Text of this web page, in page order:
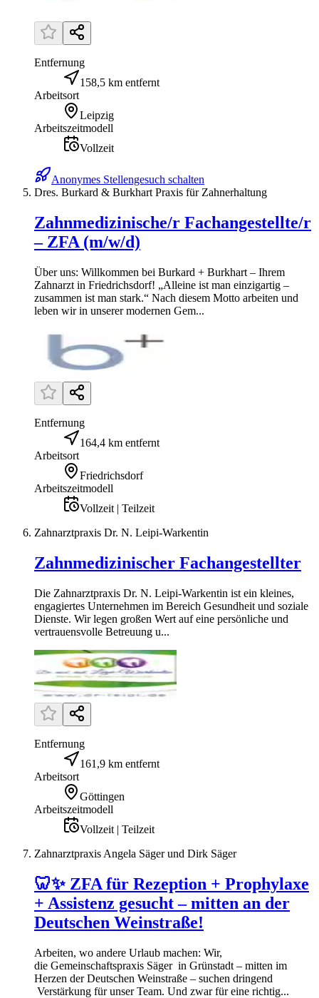
Entfernung
158,5 km entfernt
Arbeitsort
Leipzig
Arbeitszeitmodell
Vollzeit
Anonymes Stellengesuch schalten
Dres. Burkard & Burkhart Praxis für Zahnerhaltung
Zahnmedizinische/r Fachangestellte/r
– ZFA (m/w/d)
Über uns: Willkommen bei Burkard + Burkhart – Ihrem
Zahnarzt in Friedrichsdorf! „Alleine ist man einzigartig –
zusammen ist man stark.“ Nach diesem Motto arbeiten und
leben wir in unserer modernen Gem...
Entfernung
164,4 km entfernt
Arbeitsort
Friedrichsdorf
Arbeitszeitmodell
Vollzeit | Teilzeit
Zahnarztpraxis Dr. N. Leipi-Warkentin
Zahnmedizinischer Fachangestellter
Die Zahnarztpraxis Dr. N. Leipi-Warkentin ist ein kleines,
engagiertes Unternehmen im Bereich Gesundheit und soziale
Dienste. Wir legen großen Wert auf eine persönliche und
vertrauensvolle Betreuung u...
Entfernung
161,9 km entfernt
Arbeitsort
Göttingen
Arbeitszeitmodell
Vollzeit | Teilzeit
Zahnarztpraxis Angela Säger und Dirk Säger
🦷✨ ZFA für Rezeption + Prophylaxe
+ Assistenz gesucht – mitten an der
Deutschen Weinstraße!
Arbeiten, wo andere Urlaub machen: Wir,
die Gemeinschaftspraxis Säger in Grünstadt – mitten im
Herzen der Deutschen Weinstraße – suchen dringend
Verstärkung für unser Team. Und zwar für eine richtig...